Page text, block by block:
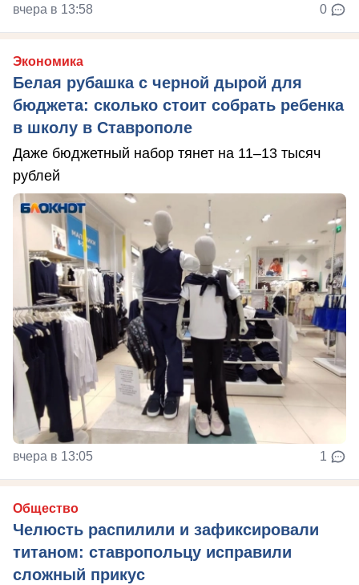
вчера в 13:58 0
Экономика
Белая рубашка с черной дырой для
бюджета: сколько стоит собрать ребенка
в школу в Ставрополе
Даже бюджетный набор тянет на 11–13 тысяч
рублей
вчера в 13:05 1
Общество
Челюсть распилили и зафиксировали
титаном: ставропольцу исправили
сложный прикус